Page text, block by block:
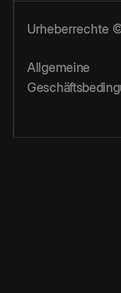
Urheberrechte
Allgemeine